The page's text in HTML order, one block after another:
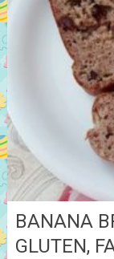
BANANA
GLUTEN,